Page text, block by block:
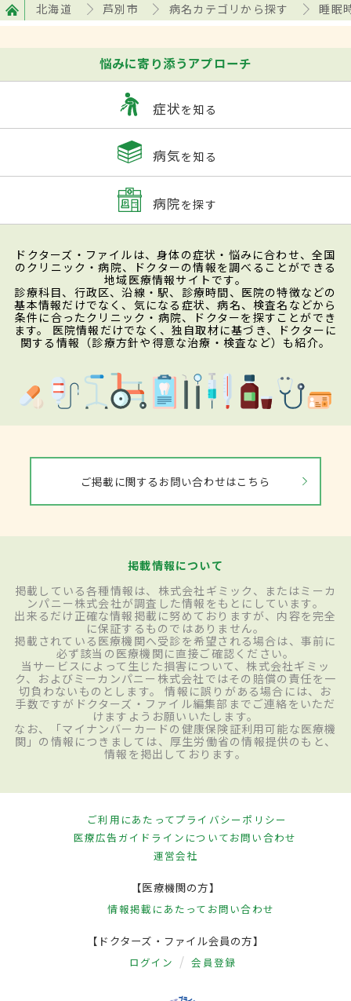
北海道 芦別市 病名カテゴリから探す 睡眠
悩みに寄り添うアプローチ
症状を知る
病気を知る
病院を探す
ドクターズ・ファイルは、身体の症状・悩みに合わせ、全国
のクリニック・病院、ドクターの情報を調べることができる
地域医療情報サイトです。
診療科目、行政区、沿線・駅、診療時間、医院の特徴などの
基本情報だけでなく、気になる症状、病名、検査名などから
条件に合ったクリニック・病院、ドクターを探すことができ
ます。 医院情報だけでなく、独自取材に基づき、ドクターに
関する情報（診療方針や得意な治療・検査など）も紹介。
ご掲載に関するお問い合わせはこちら
掲載情報について
掲載している各種情報は、株式会社ギミック、またはミーカ
ンパニー株式会社が調査した情報をもとにしています。
出来るだけ正確な情報掲載に努めておりますが、内容を完全
に保証するものではありません。
掲載されている医療機関へ受診を希望される場合は、事前に
必ず該当の医療機関に直接ご確認ください。
当サービスによって生じた損害について、株式会社ギミッ
ク、およびミーカンパニー株式会社ではその賠償の責任を一
切負わないものとします。 情報に誤りがある場合には、お
手数ですがドクターズ・ファイル編集部までご連絡をいただ
けますようお願いいたします。
なお、「マイナンバーカードの健康保険証利用可能な医療機
関」の情報につきましては、厚生労働省の情報提供のもと、
情報を掲出しております。
ご利用にあたってプライバシーポリシー
医療広告ガイドラインについてお問い合わせ
運営会社
【医療機関の方】
情報掲載にあたって お問い合わせ
【ドクターズ・ファイル会員の方】
ログイン 会員登録